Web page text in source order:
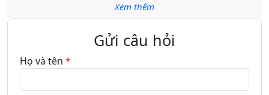
Hỏi:Đối tượng nào được nghỉ hưu trước tuổi
theo Nghị định 178? Tôi là công chức tại một
ban chuyên môn của Ủy ban Trung ương Mặt
trận Tổ quốc Việt Nam. Cơ quan tôi đã sắp xếp
môn nơi tôi trực tiếp công tác (tương đương
Xem thêm
Gửi câu hỏi
Họ và tên *